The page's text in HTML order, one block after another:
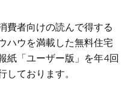
費者向けの読んで得する
ハウを満載した無料住宅
紙「ユーザー版」を年4回
しております。